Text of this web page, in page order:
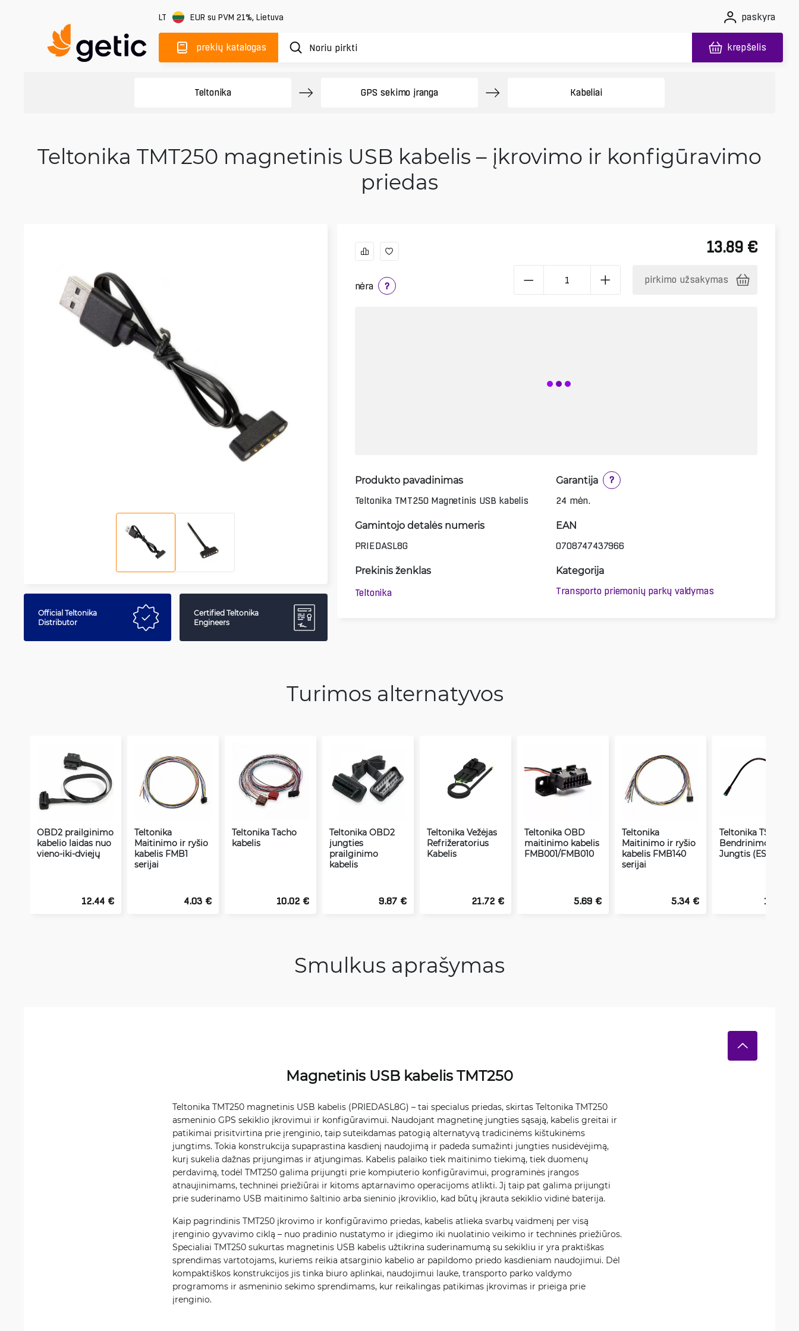
LT EUR su PVM 21%, Lietuva paskyra
prekių katalogas krepšelis
Teltonika GPS sekimo įranga Kabeliai
Teltonika TMT250 magnetinis USB kabelis – įkrovimo ir konfigūravimo
priedas
Official Teltonika
Distributor
Certified Teltonika
Engineers
nėra ?
13.89 €
pirkimo užsakymas
Produkto pavadinimas
Teltonika TMT250 Magnetinis USB kabelis
Garantija
?
24 mėn.
Gamintojo detalės numeris
PRIEDASL8G
EAN
0708747437966
Prekinis ženklas
Teltonika
Kategorija
Transporto priemonių parkų valdymas
Turimos alternatyvos
OBD2 prailginimo
kabelio laidas nuo
vieno-iki-dviejų
12.44 €
Teltonika
Maitinimo ir ryšio
kabelis FMB1
serijai
4.03 €
Teltonika Tacho
kabelis
10.02 €
Teltonika OBD2
jungties
prailginimo
kabelis
9.87 €
Teltonika Vežėjas
Refrižeratorius
Kabelis
21.72 €
Teltonika OBD
maitinimo kabelis
FMB001/FMB010
5.69 €
Teltonika
Maitinimo ir ryšio
kabelis FMB140
serijai
5.34 €
Teltonika TST100
Bendrinimo
Jungtis (ES2)
12.44 €
Smulkus aprašymas
Magnetinis USB kabelis TMT250
Teltonika TMT250 magnetinis USB kabelis (PRIEDASL8G) – tai specialus priedas, skirtas Teltonika TMT250
asmeninio GPS sekiklio įkrovimui ir konfigūravimui. Naudojant magnetinę jungties sąsają, kabelis greitai ir
patikimai prisitvirtina prie įrenginio, taip suteikdamas patogią alternatyvą tradicinėms kištukinėms
jungtims. Tokia konstrukcija supaprastina kasdienį naudojimą ir padeda sumažinti jungties nusidėvėjimą,
kurį sukelia dažnas prijungimas ir atjungimas. Kabelis palaiko tiek maitinimo tiekimą, tiek duomenų
perdavimą, todėl TMT250 galima prijungti prie kompiuterio konfigūravimui, programinės įrangos
atnaujinimams, techninei priežiūrai ir kitoms aptarnavimo operacijoms atlikti. Jį taip pat galima prijungti
prie suderinamo USB maitinimo šaltinio arba sieninio įkroviklio, kad būtų įkrauta sekiklio vidinė baterija.
Kaip pagrindinis TMT250 įkrovimo ir konfigūravimo priedas, kabelis atlieka svarbų vaidmenį per visą
įrenginio gyvavimo ciklą – nuo pradinio nustatymo ir įdiegimo iki nuolatinio veikimo ir techninės priežiūros.
Specialiai TMT250 sukurtas magnetinis USB kabelis užtikrina suderinamumą su sekikliu ir yra praktiškas
sprendimas vartotojams, kuriems reikia atsarginio kabelio ar papildomo priedo kasdieniam naudojimui. Dėl
kompaktiškos konstrukcijos jis tinka biuro aplinkai, naudojimui lauke, transporto parko valdymo
programoms ir asmeninio sekimo sprendimams, kur reikalingas patikimas įkrovimas ir prieiga prie
įrenginio.